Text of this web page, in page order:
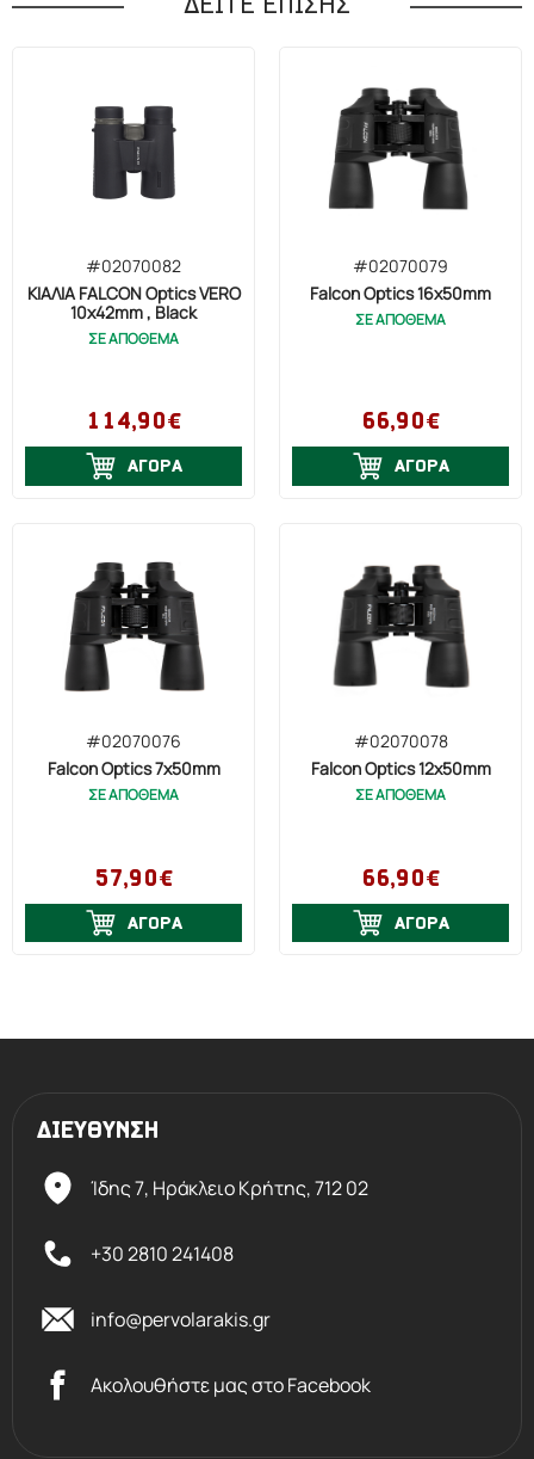
ΔΕΙΤΕ ΕΠΙΣΗΣ
#02070082
ΚΙΑΛΙΑ FALCON Optics VERO
10x42mm , Black
ΣΕ ΑΠΟΘΕΜΑ
114,90€
ΑΓΟΡΑ
#02070079
Falcon Optics 16x50mm
ΣΕ ΑΠΟΘΕΜΑ
66,90€
ΑΓΟΡΑ
#02070076
Falcon Optics 7x50mm
ΣΕ ΑΠΟΘΕΜΑ
57,90€
ΑΓΟΡΑ
#02070078
Falcon Optics 12x50mm
ΣΕ ΑΠΟΘΕΜΑ
66,90€
ΑΓΟΡΑ
ΔΙΕΥΘΥΝΣΗ
Ίδης 7, Ηράκλειο Kρήτης,712 02
+30 2810 241408
info@pervolarakis.gr
Ακολουθήστε μας στο Facebook